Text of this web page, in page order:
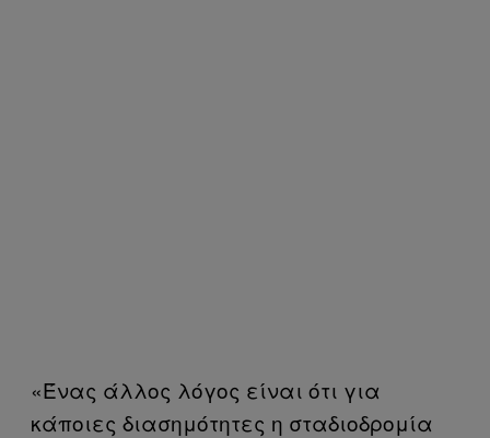
«Ένας άλλος λόγος είναι ότι για
κάποιες διασημότητες η σταδιοδρομία